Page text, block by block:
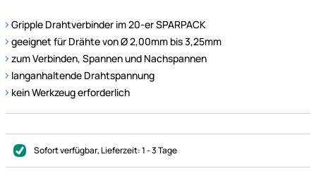
Gripple Drahtverbinder im 20-er SPARPACK
geeignet für Drähte von Ø 2,00mm bis 3,25mm
zum Verbinden, Spannen und Nachspannen
langanhaltende Drahtspannung
kein Werkzeug erforderlich
Sofort verfügbar, Lieferzeit:1 - 3 Tage